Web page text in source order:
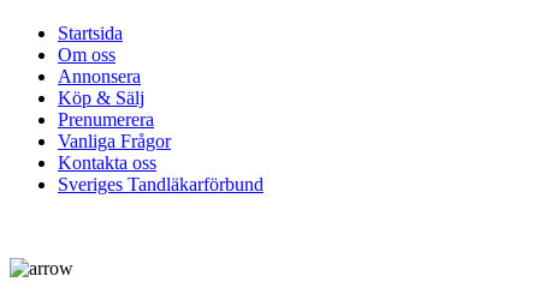
Startsida
Om oss
Annonsera
Köp & Sälj
Prenumerera
Vanliga Frågor
Kontakta oss
Sveriges Tandläkarförbund